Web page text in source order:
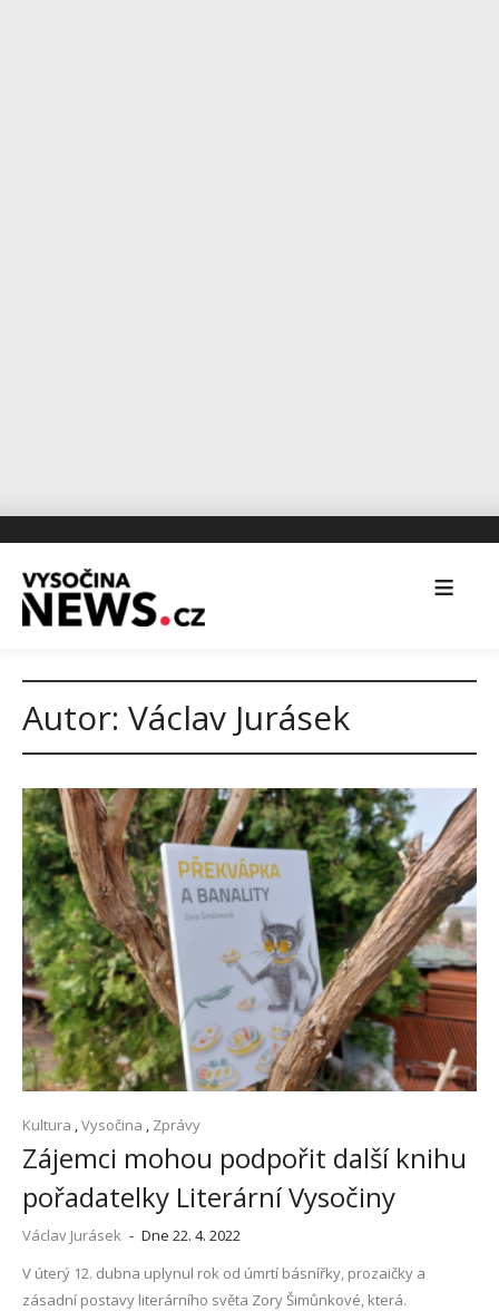
Autor: Václav Jurásek
Kultura Vysočina Zprávy
Zájemci mohou podpořit další knihu
pořadatelky Literární Vysočiny
Václav Jurásek - Dne 22. 4. 2022
V úterý 12. dubna uplynul rok od úmrtí básnířky, prozaičky a
zásadní postavy literárního světa Zory Šimůnkové, která.